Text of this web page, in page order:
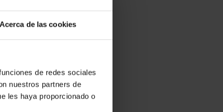
de las cookies
de redes sociales
nuestros partners de
les haya proporcionado o